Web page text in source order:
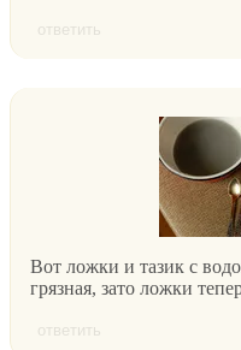
ответить
Вот ложки и тазик с
грязная, зато ложки
ответить